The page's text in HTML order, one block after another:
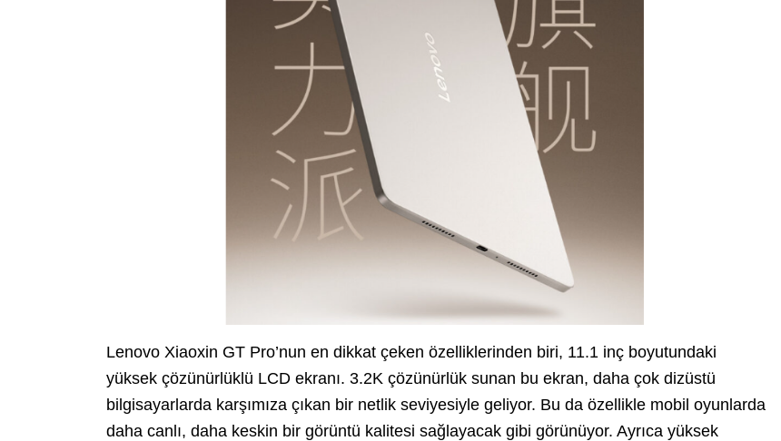
Lenovo Xiaoxin GT Pro’nun en dikkat çeken özelliklerinden biri, 11.1 inç boyutundaki
yüksek çözünürlüklü LCD ekranı. 3.2K çözünürlük sunan bu ekran, daha çok dizüstü
bilgisayarlarda karşımıza çıkan bir netlik seviyesiyle geliyor. Bu da özellikle mobil oyunlarda
daha canlı, daha keskin bir görüntü kalitesi sağlayacak gibi görünüyor. Ayrıca yüksek